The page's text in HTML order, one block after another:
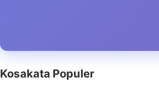
Kosakata Populer